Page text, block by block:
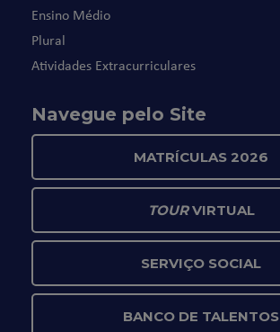
Ensino Médio
Plural
Atividades Extracurriculares
Navegue pelo Site
MATRÍCULAS 2026
TOURVIRTUAL
SERVIÇO SOCIAL
BANCO DE TALENTOS